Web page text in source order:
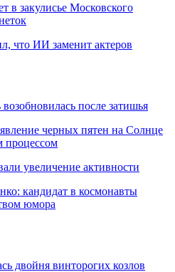
в закулисье Московского
что ИИ заменит актеров
после затишья
черных пятен на Солнце
процессом
увеличение активности
кандидат в космонавты
юмора
двойня винторогих козлов